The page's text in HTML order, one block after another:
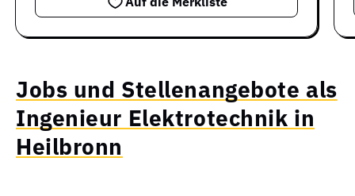
Jobs und Stellenangebote als
Ingenieur Elektrotechnik in
Heilbronn